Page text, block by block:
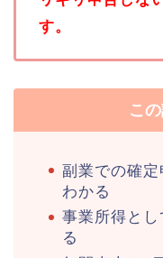
す。
こ
副業での確
わかる
事業所得と
る